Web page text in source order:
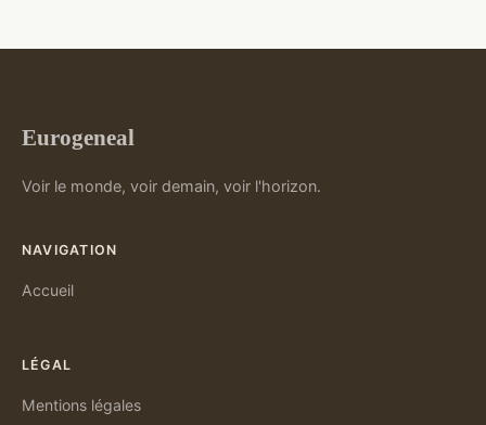
Eurogeneal
Voir le monde, voir demain, voir l'horizon.
NAVIGATION
Accueil
LÉGAL
Mentions légales